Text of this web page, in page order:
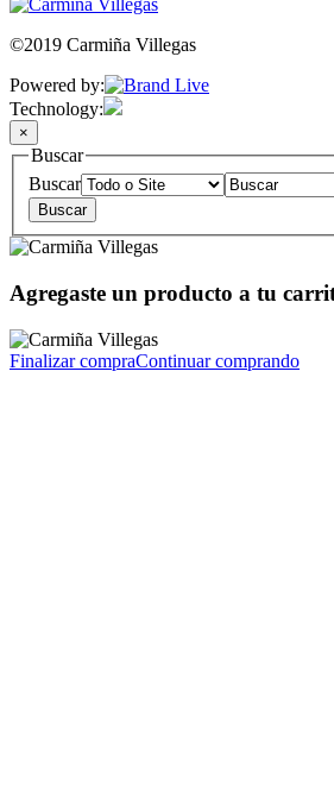
©2019 Carmiña Villegas
Powered by:
Technology:
×
Buscar
Buscar
Agregaste un producto a tu
Finalizar compraContinuar comprando